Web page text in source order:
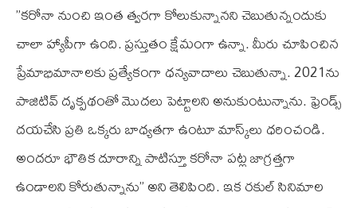
”కరోనా నుంచి ఇంత త్వరగా కోలుకున్నానని చెబుతున్నందుకు
చాలా హ్యాపీగా ఉంది. ప్రస్తుతం క్షేమంగా ఉన్నా. మీరు చూపించిన
ప్రేమాభిమానాలకు ప్రత్యేకంగా ధ‌న్య‌వాదాలు చెబుతున్నా. 2021ను
పాజిటివ్ దృక్ప‌థంతో మొద‌లు పెట్టాల‌ని అనుకుంటున్నాను. ఫ్రెండ్స్
దయచేసి ప్ర‌తి ఒక్క‌రు బాధ్య‌త‌గా ఉంటూ మాస్క్‌లు ధరించండి.
అందరూ భౌతిక దూరాన్ని పాటిస్తూ కరోనా పట్ల జాగ్రత్తగా
ఉండాలని కోరుతున్నాను” అని తెలిపింది. ఇక రకుల్ సినిమాల